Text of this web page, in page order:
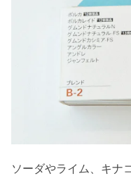
ソーダやライム、キナ